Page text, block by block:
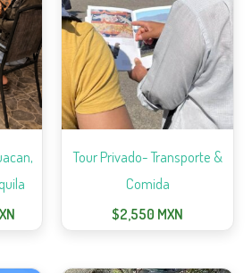
Tour Privado- Transporte &
Comida
$2,550 MXN